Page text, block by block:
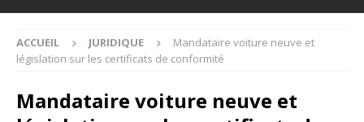
ACCUEIL JURIDIQUE
Mandataire voiture neuve et
législation sur les certificats de conformité
Mandataire voiture neuve et